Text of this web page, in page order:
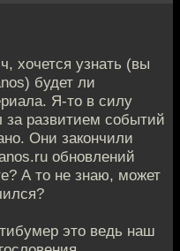
хочется узнать (вы
будет ли
Я-то в силу
за развитием событий
Они закончили
обновлений
А то не знаю, может
это ведь наш